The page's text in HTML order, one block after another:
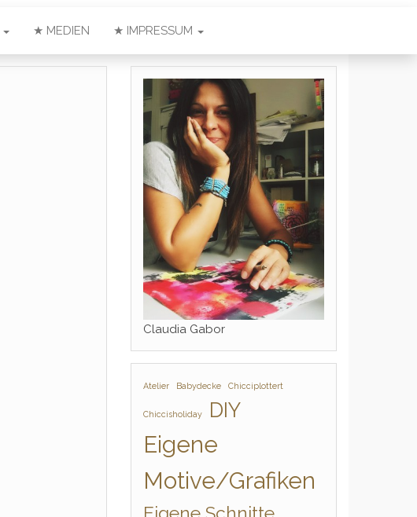
★ MEDIEN ★ IMPRESSUM
Claudia Gabor
Atelier Babydecke Chicciplottert
Chiccisholiday DIY
Eigene
Motive/Grafiken